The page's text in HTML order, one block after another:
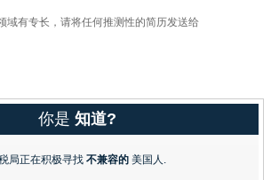
域有专长，请将任何推测性的简历发送给
你是 知道?
局正在积极寻找 不兼容的 美国人.